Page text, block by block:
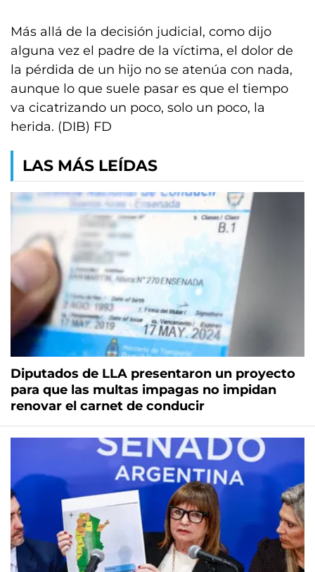
Más allá de la decisión judicial, como dijo
alguna vez el padre de la víctima, el dolor de
la pérdida de un hijo no se atenúa con nada,
aunque lo que suele pasar es que el tiempo
va cicatrizando un poco, solo un poco, la
herida. (DIB) FD
LAS MÁS LEÍDAS
Diputados de LLA presentaron un proyecto
para que las multas impagas no impidan
renovar el carnet de conducir